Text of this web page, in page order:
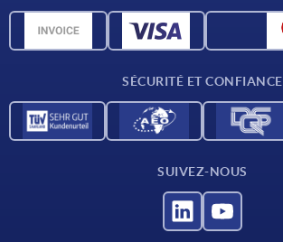
Données CAO
SÉCURITÉ ET CONFIANCE
SUIVEZ-NOUS